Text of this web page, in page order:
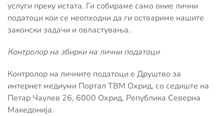
услуги преку истата. Ги собираме само оние лични
податоци кои се неопходни да ги оствариме нашите
законски задачи и овластувања.
Контролор на збирки на лични податоци
Контролор на личните податоци е Друштво за
интернет медиуми Портал ТВМ Охрид, со седиште на
Петар Чаулев 26, 6000 Охрид, Република Северна
Македонија.